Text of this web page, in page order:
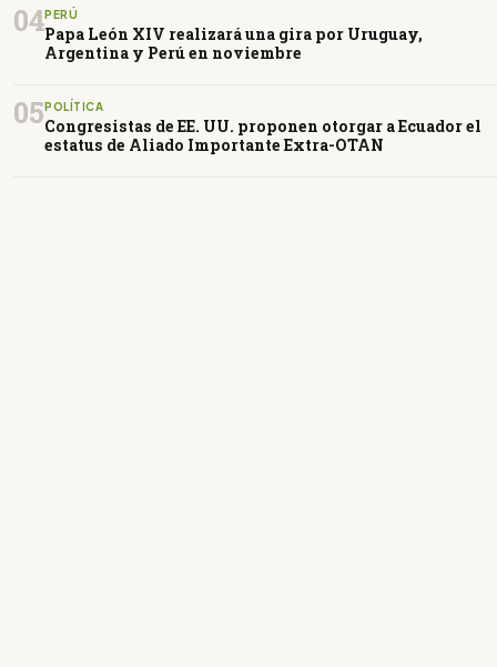
04PERÚ
Papa León XIV realizará una gira por Uruguay,
Argentina y Perú en noviembre
05POLÍTICA
Congresistas de EE. UU. proponen otorgar a Ecuador el
estatus de Aliado Importante Extra-OTAN